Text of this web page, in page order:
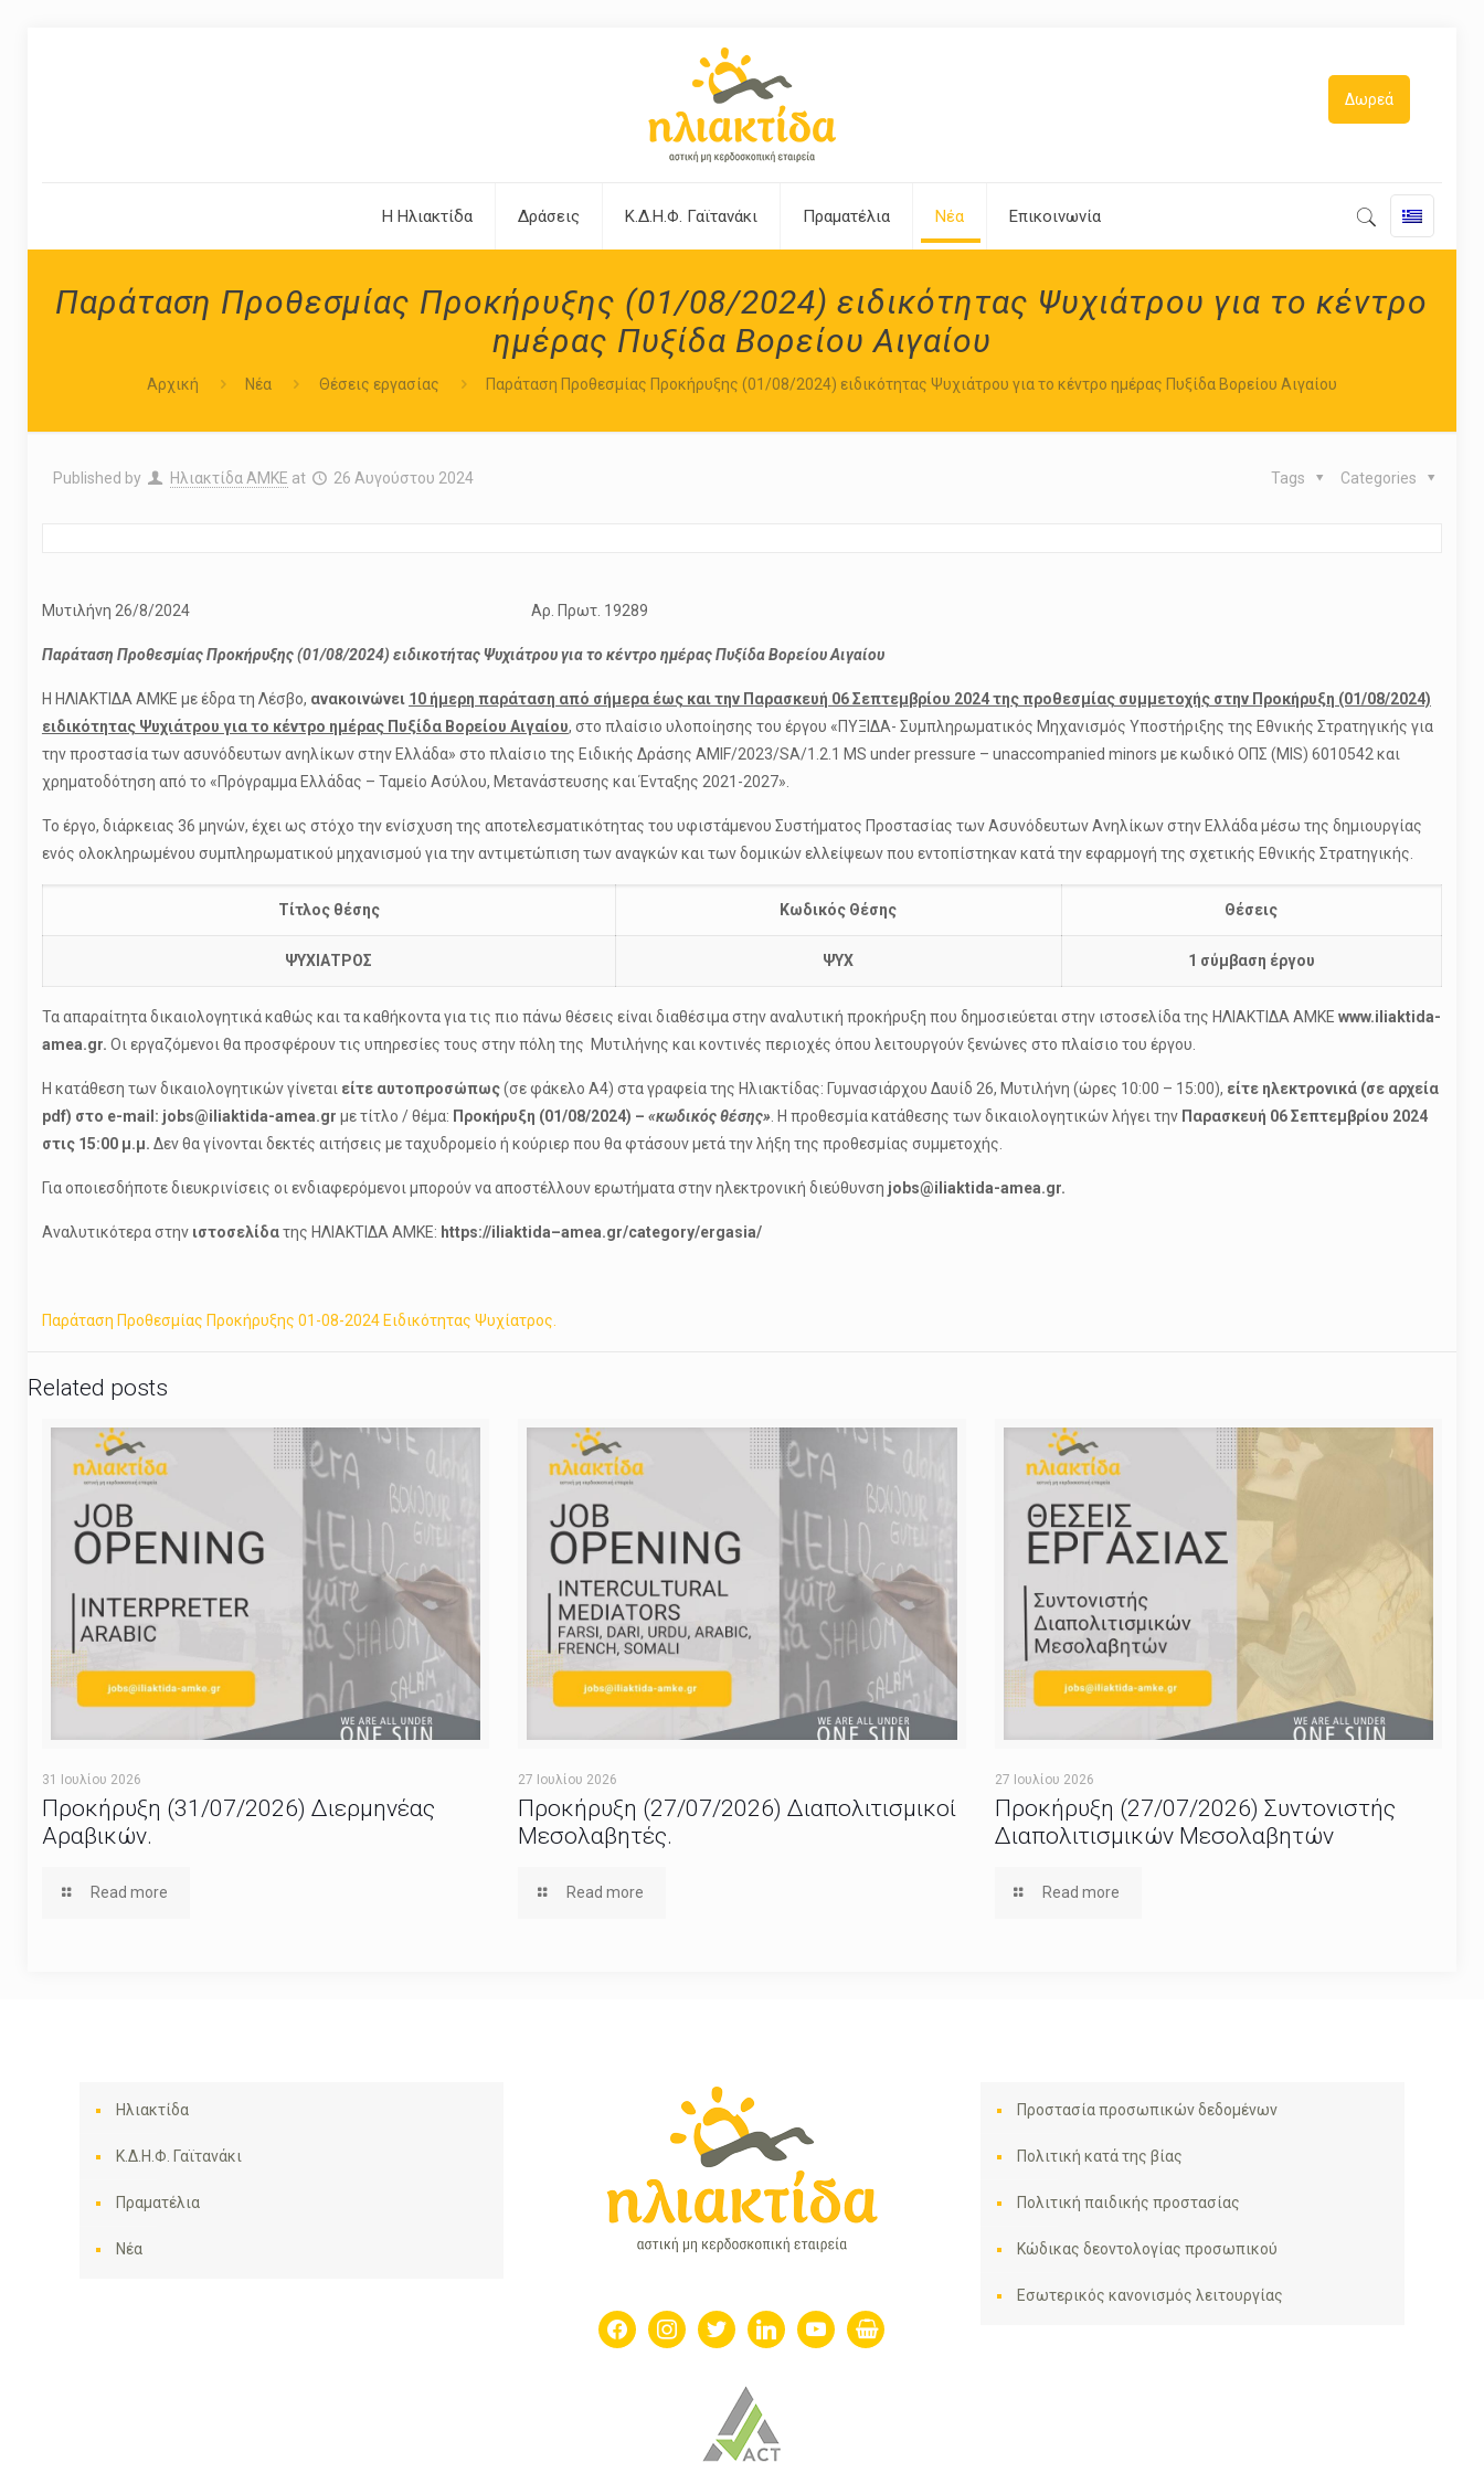
Η Ηλιακτίδα Δράσεις Κ.Δ.Η.Φ. Γαϊτανάκι Πραματέλια Νέα Επικοινωνία
Δωρεά
Παράταση Προθεσμίας Προκήρυξης (01/08/2024) ειδικότητας Ψυχιάτρου για το κέντρο
ημέρας Πυξίδα Βορείου Αιγαίου
Αρχική Νέα Θέσεις εργασίας Παράταση Προθεσμίας Προκήρυξης (01/08/2024) ειδικότητας Ψυχιάτρου για το κέντρο ημέρας Πυξίδα Βορείου Αιγαίου
Published by Ηλιακτίδα ΑΜΚΕ at 26 Αυγούστου 2024 Categories
Tags
Μυτιλήνη 26/8/2024 Αρ. Πρωτ. 19289
Παράταση Προθεσμίας Προκήρυξης (01/08/2024) ειδικοτήτας Ψυχιάτρου για το κέντρο ημέρας Πυξίδα Βορείου Αιγαίου
Η ΗΛΙΑΚΤΙΔΑ ΑΜΚΕ με έδρα τη Λέσβο, ανακοινώνει 10 ήμερη παράταση από σήμερα έως και την Παρασκευή 06 Σεπτεμβρίου 2024 της προθεσμίας συμμετοχής στην Προκήρυξη (01/08/2024)
ειδικότητας Ψυχιάτρου για το κέντρο ημέρας Πυξίδα Βορείου Αιγαίου, στο πλαίσιο υλοποίησης του έργου «ΠΥΞΙΔΑ- Συμπληρωματικός Μηχανισμός Υποστήριξης της Εθνικής Στρατηγικής για
την προστασία των ασυνόδευτων ανηλίκων στην Ελλάδα» στο πλαίσιο της Ειδικής Δράσης AMIF/2023/SA/1.2.1 MS under pressure – unaccompanied minors με κωδικό ΟΠΣ (MIS) 6010542 και
χρηματοδότηση από το «Πρόγραμμα Ελλάδας – Ταμείο Ασύλου, Μετανάστευσης και Ένταξης 2021-2027».
Το έργο, διάρκειας 36 μηνών, έχει ως στόχο την ενίσχυση της αποτελεσματικότητας του υφιστάμενου Συστήματος Προστασίας των Ασυνόδευτων Ανηλίκων στην Ελλάδα μέσω της δημιουργίας
ενός ολοκληρωμένου συμπληρωματικού μηχανισμού για την αντιμετώπιση των αναγκών και των δομικών ελλείψεων που εντοπίστηκαν κατά την εφαρμογή της σχετικής Εθνικής Στρατηγικής.
Τίτλος θέσης Κωδικός Θέσης Θέσεις
ΨΥΧΙΑΤΡΟΣ ΨΥΧ 1 σύμβαση έργου
Τα απαραίτητα δικαιολογητικά καθώς και τα καθήκοντα για τις πιο πάνω θέσεις είναι διαθέσιμα στην αναλυτική προκήρυξη που δημοσιεύεται στην ιστοσελίδα της ΗΛΙΑΚΤΙΔΑ ΑΜΚΕ www.iliaktida-
amea.gr. Οι εργαζόμενοι θα προσφέρουν τις υπηρεσίες τους στην πόλη της Μυτιλήνης και κοντινές περιοχές όπου λειτουργούν ξενώνες στο πλαίσιο του έργου.
Η κατάθεση των δικαιολογητικών γίνεται είτε αυτοπροσώπως(σε φάκελο Α4) στα γραφεία της Ηλιακτίδας: Γυμνασιάρχου Δαυίδ 26, Μυτιλήνη (ώρες 10:00 – 15:00), είτε ηλεκτρονικά (σε αρχεία
pdf) στο e-mail : jobs@iliaktida-amea.gr με τίτλο / θέμα: Προκήρυξη (01/08/2024) – «κωδικός θέσης». Η προθεσμία κατάθεσης των δικαιολογητικών λήγει την Παρασκευή 06 Σεπτεμβρίου 2024
στις 15:00 μ.μ. Δεν θα γίνονται δεκτές αιτήσεις με ταχυδρομείο ή κούριερ που θα φτάσουν μετά την λήξη της προθεσμίας συμμετοχής.
Για οποιεσδήποτε διευκρινίσεις οι ενδιαφερόμενοι μπορούν να αποστέλλουν ερωτήματα στην ηλεκτρονική διεύθυνση jobs@iliaktida-amea.gr.
Αναλυτικότερα στην ιστοσελίδατης ΗΛΙΑΚΤΙΔΑ ΑΜΚΕ: https://iliaktida–amea.gr/category/ergasia/
Παράταση Προθεσμίας Προκήρυξης 01-08-2024 Ειδικότητας Ψυχίατρος.
Related posts
31 Ιουλίου 2026
Προκήρυξη (31/07/2026) Διερμηνέας
Αραβικών.
Read more
27 Ιουλίου 2026
Προκήρυξη (27/07/2026) Διαπολιτισμικοί
Μεσολαβητές.
Read more
27 Ιουλίου 2026
Προκήρυξη (27/07/2026) Συντονιστής
Διαπολιτισμικών Μεσολαβητών
Read more
Ηλιακτίδα
Κ.Δ.Η.Φ. Γαϊτανάκι
Πραματέλια
Νέα
facebookinstagram
twitter linkedinyoutubeshopping-
basket
Προστασία προσωπικών δεδομένων
Πολιτική κατά της βίας
Πολιτική παιδικής προστασίας
Κώδικας δεοντολογίας προσωπικού
Εσωτερικός κανονισμός λειτουργίας